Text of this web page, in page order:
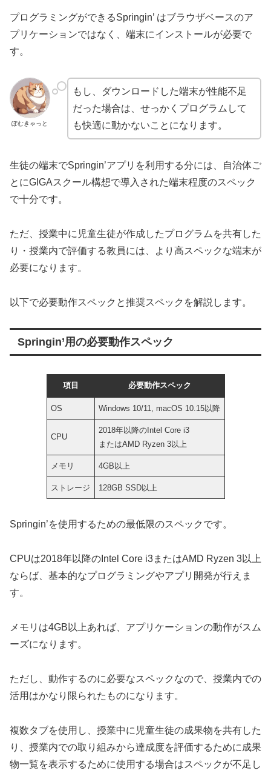
プログラミングができるSpringin’ はブラウザベースのア
プリケーションではなく、端末にインストールが必要で
す。
ぽむきゃっと
もし、ダウンロードした端末が性能不足
だった場合は、せっかくプログラムして
も快適に動かないことになります。
生徒の端末でSpringin’アプリを利用する分には、自治体ご
とにGIGAスクール構想で導入された端末程度のスペック
で十分です。
ただ、授業中に児童生徒が作成したプログラムを共有した
り・授業内で評価する教員には、より高スペックな端末が
必要になります。
以下で必要動作スペックと推奨スペックを解説します。
Springin’用の必要動作スペック
項目 必要動作スペック
OS Windows 10/11, macOS 10.15以降
CPU
2018年以降のIntel Core i3
またはAMD Ryzen 3以上
メモリ 4GB以上
ストレージ 128GB SSD以上
Springin’を使用するための最低限のスペックです。
CPUは2018年以降のIntel Core i3またはAMD Ryzen 3以上
ならば、基本的なプログラミングやアプリ開発が行えま
す。
メモリは4GB以上あれば、アプリケーションの動作がスム
ーズになります。
ただし、動作するのに必要なスペックなので、授業内での
活用はかなり限られたものになります。
複数タブを使用し、授業中に児童生徒の成果物を共有した
り、授業内での取り組みから達成度を評価するために成果
物一覧を表示するために使用する場合はスペックが不足し